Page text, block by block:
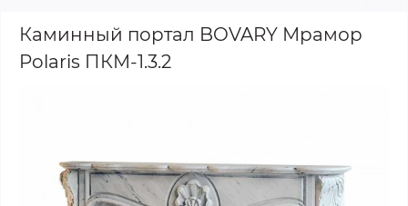
Каминный портал BOVARY Мрамор
Polaris ПКМ-1.3.2